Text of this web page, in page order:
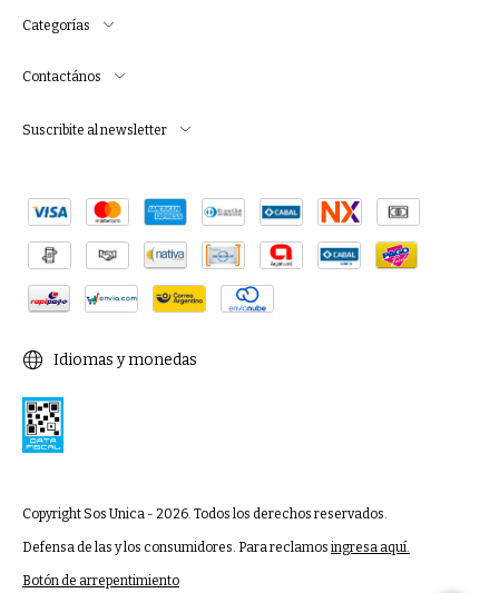
Categorías
Contactános
Suscribite al newsletter
Idiomas y monedas
Copyright Sos Unica - 2026. Todos los derechos reservados.
Defensa de las y los consumidores. Para reclamos ingresa aquí.
Botón de arrepentimiento